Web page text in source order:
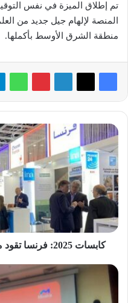
تم إطلاق الميزة في نفس
المنصة لإلهام جيل جديد من
منطقة الشرق الأوسط بأكملها.
كابسات
2025:
فرنسا
تقود
مستقبل
البث
والابتكار
الإعلامي
كابسات 2025: فرنسا تقود مستقبل البث والابتكار الإعلامي
«اتصال»
تُطلق
برنامجًا